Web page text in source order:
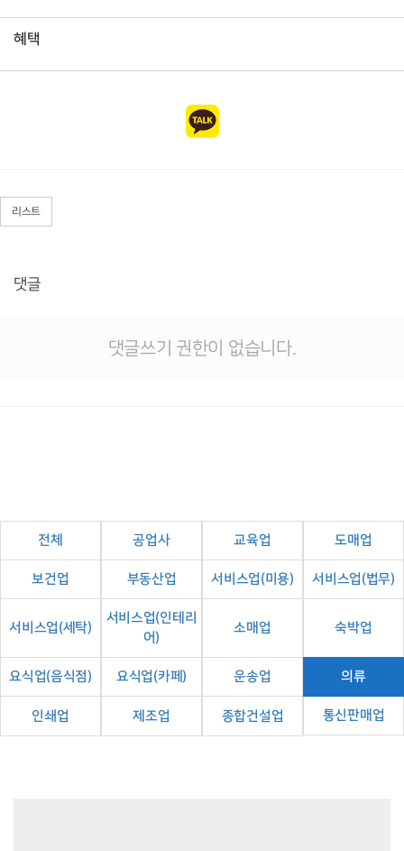
혜택
리스트
댓글
댓글쓰기 권한이 없습니다.
전체 공업사 교육업 도매업
보건업 부동산업 서비스업(미용) 서비스업(법무)
서비스업(세탁)
서비스업(인테리
어)
소매업 숙박업
요식업(음식점) 요식업(카페) 운송업 의류
인쇄업 제조업 종합건설업 통신판매업